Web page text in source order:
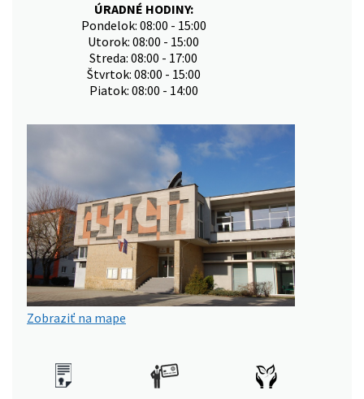
ÚRADNÉ HODINY:
Pondelok: 08:00 - 15:00
Utorok: 08:00 - 15:00
Streda: 08:00 - 17:00
Štvrtok: 08:00 - 15:00
Piatok: 08:00 - 14:00
Zobraziť na mape